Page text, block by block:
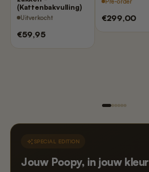
(Kattenbakvulling)
Uitverkocht
€59,95
€299,00
SPECIAL EDITION
Jouw Poopy, in jouw kleur